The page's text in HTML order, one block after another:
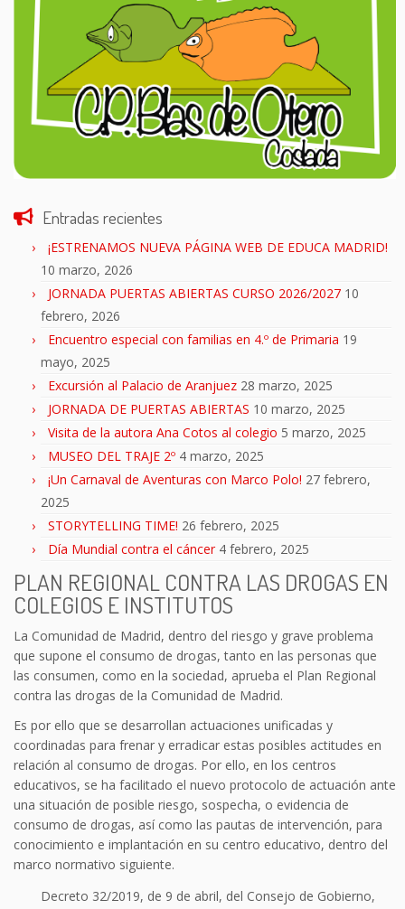
Entradas recientes
¡ESTRENAMOS NUEVA PÁGINA WEB DE EDUCA MADRID!
10 marzo, 2026
JORNADA PUERTAS ABIERTAS CURSO 2026/2027 10
febrero, 2026
Encuentro especial con familias en 4.º de Primaria 19
mayo, 2025
Excursión al Palacio de Aranjuez 28 marzo, 2025
JORNADA DE PUERTAS ABIERTAS 10 marzo, 2025
Visita de la autora Ana Cotos al colegio 5 marzo, 2025
MUSEO DEL TRAJE 2º 4 marzo, 2025
¡Un Carnaval de Aventuras con Marco Polo! 27 febrero,
2025
STORYTELLING TIME! 26 febrero, 2025
Día Mundial contra el cáncer 4 febrero, 2025
PLAN REGIONAL CONTRA LAS DROGAS EN
COLEGIOS E INSTITUTOS
La Comunidad de Madrid, dentro del riesgo y grave problema
que supone el consumo de drogas, tanto en las personas que
las consumen, como en la sociedad, aprueba el Plan Regional
contra las drogas de la Comunidad de Madrid.
Es por ello que se desarrollan actuaciones unificadas y
coordinadas para frenar y erradicar estas posibles actitudes en
relación al consumo de drogas. Por ello, en los centros
educativos, se ha facilitado el nuevo protocolo de actuación ante
una situación de posible riesgo, sospecha, o evidencia de
consumo de drogas, así como las pautas de intervención, para
conocimiento e implantación en su centro educativo, dentro del
marco normativo siguiente.
Decreto 32/2019, de 9 de abril, del Consejo de Gobierno,